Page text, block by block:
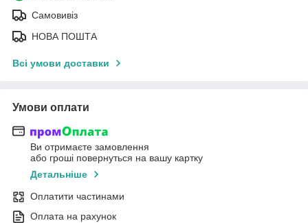
Самовивіз
НОВА ПОШТА
Всі умови доставки
Умови оплати
Ви отримаєте замовлення
або гроші повернуться на вашу картку
Детальніше
Оплатити частинами
Оплата на рахунок